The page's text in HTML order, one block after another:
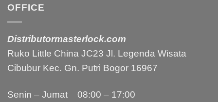
OFFICE
Distributormasterlock.com
Ruko Little China JC23 Jl. Legenda Wisata
Cibubur Kec. Gn. Putri Bogor 16967
Senin – Jumat 08:00 – 17:00